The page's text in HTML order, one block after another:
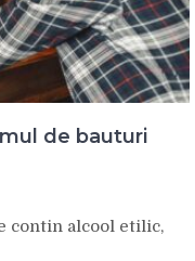
de bauturi
contin alcool etilic,